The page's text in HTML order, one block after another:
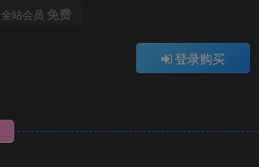
全站会员 免费
登录购买